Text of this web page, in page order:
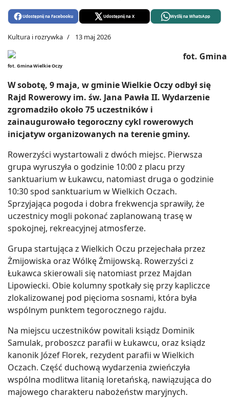
Udostępnij na Facebooku Udostępnij na X Wyślij na WhatsApp
Kultura i rozrywka 13 maj 2026
fot. Gmina Wielkie Oczy
W sobotę, 9 maja, w gminie Wielkie Oczy odbył się
Rajd Rowerowy im. św. Jana Pawła II. Wydarzenie
zgromadziło około 75 uczestników i
zainaugurowało tegoroczny cykl rowerowych
inicjatyw organizowanych na terenie gminy.
Rowerzyści wystartowali z dwóch miejsc. Pierwsza
grupa wyruszyła o godzinie 10:00 z placu przy
sanktuarium w Łukawcu, natomiast druga o godzinie
10:30 spod sanktuarium w Wielkich Oczach.
Sprzyjająca pogoda i dobra frekwencja sprawiły, że
uczestnicy mogli pokonać zaplanowaną trasę w
spokojnej, rekreacyjnej atmosferze.
Grupa startująca z Wielkich Oczu przejechała przez
Żmijowiska oraz Wólkę Żmijowską. Rowerzyści z
Łukawca skierowali się natomiast przez Majdan
Lipowiecki. Obie kolumny spotkały się przy kapliczce
zlokalizowanej pod pięcioma sosnami, która była
wspólnym punktem tegorocznego rajdu.
Na miejscu uczestników powitali ksiądz Dominik
Samulak, proboszcz parafii w Łukawcu, oraz ksiądz
kanonik Józef Florek, rezydent parafii w Wielkich
Oczach. Część duchową wydarzenia zwieńczyła
wspólna modlitwa litanią loretańską, nawiązująca do
majowego charakteru nabożeństw maryjnych.